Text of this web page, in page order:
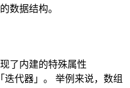
数据结构。
了内建的特殊属性
迭代器」。 举例来说，数组